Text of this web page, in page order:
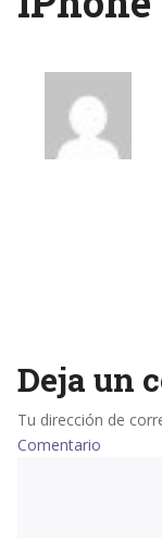
Deja un
Tu dirección de
Comentario